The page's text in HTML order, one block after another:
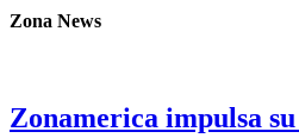
Zona News
Zonamerica impulsa